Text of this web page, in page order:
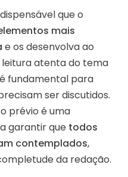
que o
mais
e os desenvolva ao
leitura atenta do tema
fundamental para
ser discutidos.
prévio é uma
garantir que todos
contemplados,
da redação.